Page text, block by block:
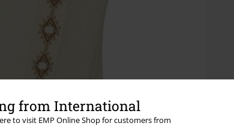
from International
to visit EMP Online Shop for customers from